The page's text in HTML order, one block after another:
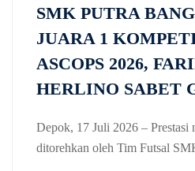
SMK PUTRA
JUARA 1
ASCOPS 2026,
HERLINO SABET
Depok, 17 Juli 2026 – Prestasi
ditorehkan oleh Tim Futsal